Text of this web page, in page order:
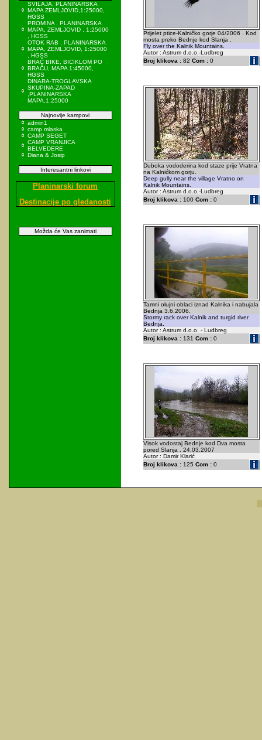
SVILAJA, PLANINARSKA
MAPA ZEMLJOVID,1:25000,
HGSS
PROMINA , PLANINARSKA
MAPA, ZEMLJOVID , 1:25000
, HGSS
OTOK RAB , PLANINARSKA
MAPA, ZEMLJOVID, 1:25000
, HGSS
BRAČ BIKE, BICIKLOM PO
BRAČU, MAPA 1:45000,
HGSS
DINARA-TROGLAVSKA
SKUPINA-ZAPAD
,PLANINARSKA
MAPA,1:25000
Najnovije kampovi
admin1
camp mlaska
CAMP SEGET
CAMP VRANJICA
BELVEDERE
Diana & Josip
Interesantni linkovi
Planinarski forum
Destinacije po gledanosti
Možda će Vas zanimati
Prijelet ptice-Kalničko gorje 04/2006 . Kod
mosta preko Bednje kod Slanja .
Fly over the Kalnik Mountains.
Autor : Astrum d.o.o.-Ludbreg
Broj klikova :82 Com :0
Duboka vododerina kod staze prije Vratna
na Kalnićkom gorju.
Deep gully near the village Vratno on
Kalnik Mountains.
Autor : Astrum d.o.o.-Ludbreg
Broj klikova :100 Com :0
Tamni olujni oblaci iznad Kalnika i nabujala
Bednja 3.6.2006.
Stormy rack over Kalnik and turgid river
Bednja.
Autor : Astrum d.o.o. - Ludbreg
Broj klikova :131 Com :0
Visok vodostaj Bednje kod Dva mosta
pored Slanja . 24.03.2007
Autor : Damir Klarić
Broj klikova :125 Com :0